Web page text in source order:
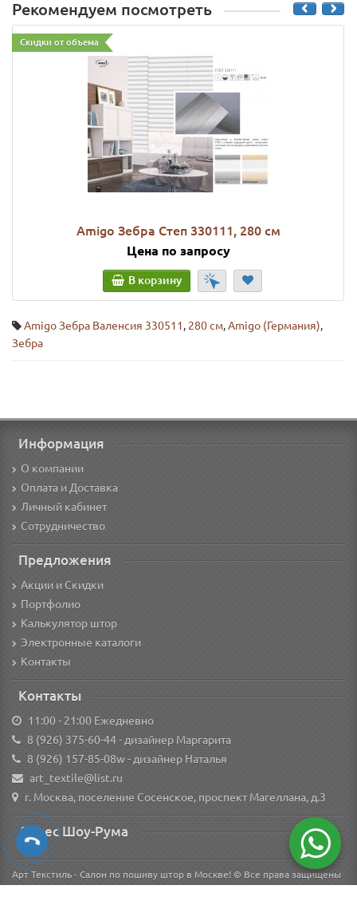
Рекомендуем посмотреть
Скидки от объема
Amigo Зебра Степ 330111, 280 см
Цена по запросу
В корзину
Amigo Зебра Валенсия 330511, 280 см,Amigo (Германия),
Зебра
Информация
О компании
Оплата и Доставка
Личный кабинет
Сотрудничество
Предложения
Акции и Скидки
Портфолио
Калькулятор штор
Электронные каталоги
Контакты
Контакты
11:00 - 21:00 Ежедневно
8 (926) 375-60-44- дизайнер Маргарита
8 (926) 157-85-08w- дизайнер Наталья
art_textile@list.ru
г. Москва, поселение Сосенское, проспект Магеллана, д.3
Адрес Шоу-Рума
Арт Текстиль - Салон по пошиву штор в Москве! © Все права защищены